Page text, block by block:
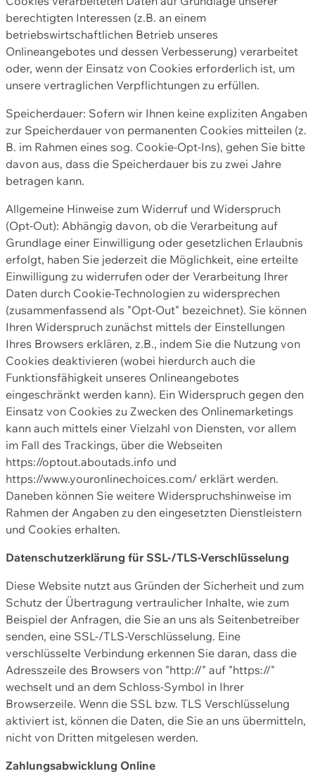
berechtigten Interessen (z.B. an einem
betriebswirtschaftlichen Betrieb unseres
Onlineangebotes und dessen Verbesserung) verarbeitet
oder, wenn der Einsatz von Cookies erforderlich ist, um
unsere vertraglichen Verpflichtungen zu erfüllen.
Speicherdauer: Sofern wir Ihnen keine expliziten Angaben
zur Speicherdauer von permanenten Cookies mitteilen (z.
B. im Rahmen eines sog. Cookie-Opt-Ins), gehen Sie bitte
davon aus, dass die Speicherdauer bis zu zwei Jahre
betragen kann.
Allgemeine Hinweise zum Widerruf und Widerspruch
(Opt-Out): Abhängig davon, ob die Verarbeitung auf
Grundlage einer Einwilligung oder gesetzlichen Erlaubnis
erfolgt, haben Sie jederzeit die Möglichkeit, eine erteilte
Einwilligung zu widerrufen oder der Verarbeitung Ihrer
Daten durch Cookie-Technologien zu widersprechen
(zusammenfassend als "Opt-Out" bezeichnet). Sie können
Ihren Widerspruch zunächst mittels der Einstellungen
Ihres Browsers erklären, z.B., indem Sie die Nutzung von
Cookies deaktivieren (wobei hierdurch auch die
Funktionsfähigkeit unseres Onlineangebotes
eingeschränkt werden kann). Ein Widerspruch gegen den
Einsatz von Cookies zu Zwecken des Onlinemarketings
kann auch mittels einer Vielzahl von Diensten, vor allem
im Fall des Trackings, über die Webseiten
https://optout.aboutads.info und
https://www.youronlinechoices.com/ erklärt werden.
Daneben können Sie weitere Widerspruchshinweise im
Rahmen der Angaben zu den eingesetzten Dienstleistern
und Cookies erhalten.
Datenschutzerklärung für SSL-/TLS-Verschlüsselung
Diese Website nutzt aus Gründen der Sicherheit und zum
Schutz der Übertragung vertraulicher Inhalte, wie zum
Beispiel der Anfragen, die Sie an uns als Seitenbetreiber
senden, eine SSL-/TLS-Verschlüsselung. Eine
verschlüsselte Verbindung erkennen Sie daran, dass die
Adresszeile des Browsers von "http://" auf "https://"
wechselt und an dem Schloss-Symbol in Ihrer
Browserzeile. Wenn die SSL bzw. TLS Verschlüsselung
aktiviert ist, können die Daten, die Sie an uns übermitteln,
nicht von Dritten mitgelesen werden.
Zahlungsabwicklung Online